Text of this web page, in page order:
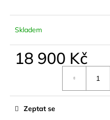
Skladem
18 900 Kč
Zeptat se
D
p
o
j